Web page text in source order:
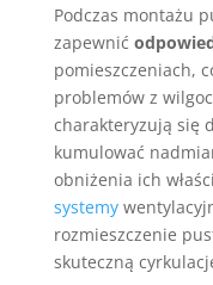
Podczas montażu
zapewnić
pomieszczeniach,
problemów z
charakteryzują się
kumulować
obniżenia ich
systemy
rozmieszczenie
skuteczną